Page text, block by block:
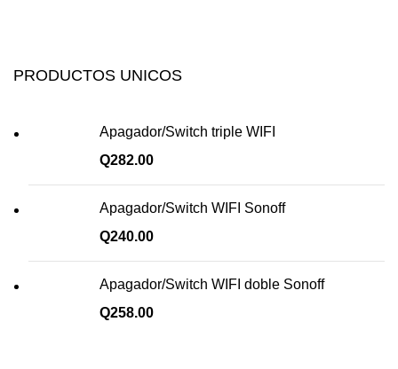
PRODUCTOS UNICOS
Apagador/Switch triple WIFI
Q282.00
Apagador/Switch WIFI Sonoff
Q240.00
Apagador/Switch WIFI doble Sonoff
Q258.00